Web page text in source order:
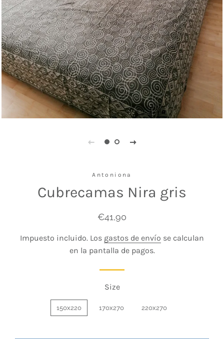
Antoniona
Cubrecamas Nira gris
Precio
Precio
venta
€41,90
Impuesto incluido. Los gastos de envío se calculan
en la pantalla de pagos.
Size
150x220 170x270 220x270